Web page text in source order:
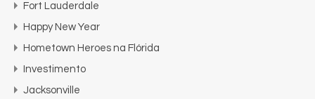
Fort Lauderdale
Happy New Year
Hometown Heroes na Flórida
Investimento
Jacksonville